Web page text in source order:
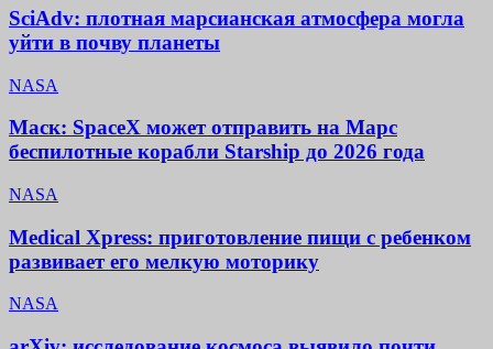
SciAdv: плотная марсианская атмосфера могла
уйти в почву планеты
NASA
Маск: SpaceX может отправить на Марс
беспилотные корабли Starship до 2026 года
NASA
Medical Xpress: приготовление пищи с ребенком
развивает его мелкую моторику
NASA